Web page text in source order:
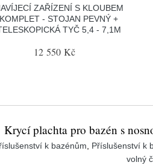
ZAŘÍZENÍ S KLOUBEM
KOMPLET - STOJAN PEVNÝ +
TYČ 5,4 - 7,1M
12 550 Kč
Krycí plachta pro bazén s
k bazénům Příslušenství k
volný